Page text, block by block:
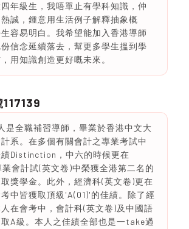
年級生，我唔單止有學科知識，仲
誠，鍾意用生活例子解釋抽象概
容易明白。我希望能加入香港導師
信念延續落去，幫更多學生搵到學
用知識創造更好嘅未來。
117139
是全職補習導師，畢業於香港中文大
系。在多個有關會計之專業考試中
績Distinction，中六的時候更在
業會計試(英文卷)中榮獲全港第二名的
獎學金。此外，經濟科(英文卷)更在
中皆獲取頂級'A(01)'的佳績。除了經
在會考中，會計科(英文卷)及中國語
A級。本人之佳績全部也是一take過